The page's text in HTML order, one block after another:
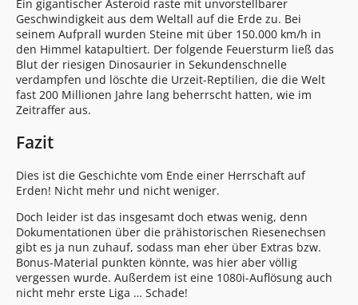
Ein gigantischer Asteroid raste mit unvorstellbarer
Geschwindigkeit aus dem Weltall auf die Erde zu. Bei
seinem Aufprall wurden Steine mit über 150.000 km/h in
den Himmel katapultiert. Der folgende Feuersturm ließ das
Blut der riesigen Dinosaurier in Sekundenschnelle
verdampfen und löschte die Urzeit-Reptilien, die die Welt
fast 200 Millionen Jahre lang beherrscht hatten, wie im
Zeitraffer aus.
Fazit
Dies ist die Geschichte vom Ende einer Herrschaft auf
Erden! Nicht mehr und nicht weniger.
Doch leider ist das insgesamt doch etwas wenig, denn
Dokumentationen über die prähistorischen Riesenechsen
gibt es ja nun zuhauf, sodass man eher über Extras bzw.
Bonus-Material punkten könnte, was hier aber völlig
vergessen wurde. Außerdem ist eine 1080i-Auflösung auch
nicht mehr erste Liga … Schade!